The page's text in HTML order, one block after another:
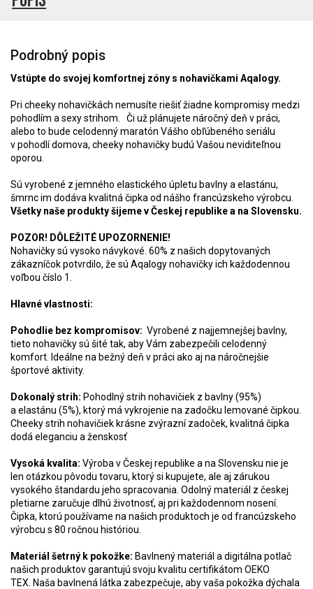
Podrobný popis
Vstúpte do svojej komfortnej zóny s nohavičkami Aqalogy.
Pri cheeky nohavičkách nemusíte riešiť žiadne kompromisy medzi
pohodlím a sexy strihom. Či už plánujete náročný deň v práci,
alebo to bude celodenný maratón Vášho obľúbeného seriálu
v pohodlí domova, cheeky nohavičky budú Vašou neviditeľnou
oporou.
Sú vyrobené z jemného elastického úpletu bavlny a elastánu,
šmrnc im dodáva kvalitná čipka od nášho francúzskeho výrobcu.
Všetky naše produkty šijeme v Českej republike a na Slovensku.
POZOR! DÔLEŽITÉ UPOZORNENIE!
Nohavičky sú vysoko návykové. 60% z našich dopytovaných
zákazníčok potvrdilo, že sú Aqalogy nohavičky ich každodennou
voľbou číslo 1.
Hlavné vlastnosti:
Pohodlie bez kompromisov: Vyrobené z najjemnejšej bavlny,
tieto nohavičky sú šité tak, aby Vám zabezpečili celodenný
komfort. Ideálne na bežný deň v práci ako aj na náročnejšie
športové aktivity.
Dokonalý strih: Pohodlný strih nohavičiek z bavlny (95%)
a elastánu (5%), ktorý má vykrojenie na zadočku lemované čipkou.
Cheeky strih nohavičiek krásne zvýrazní zadoček, kvalitná čipka
dodá eleganciu a ženskosť
Vysoká kvalita: Výroba v Českej republike a na Slovensku nie je
len otázkou pôvodu tovaru, ktorý si kupujete, ale aj zárukou
vysokého štandardu jeho spracovania. Odolný materiál z českej
pletiarne zaručuje dlhú životnosť, aj pri každodennom nosení.
Čipka, ktorú používame na našich produktoch je od francúzskeho
výrobcu s 80 ročnou históriou.
Materiál šetrný k pokožke: Bavlnený materiál a digitálna potlač
našich produktov garantujú svoju kvalitu certifikátom OEKO
TEX. Naša bavlnená látka zabezpečuje, aby vaša pokožka dýchala